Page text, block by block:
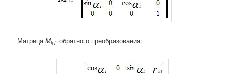
МатрицаMk1′ обратного преобразования: